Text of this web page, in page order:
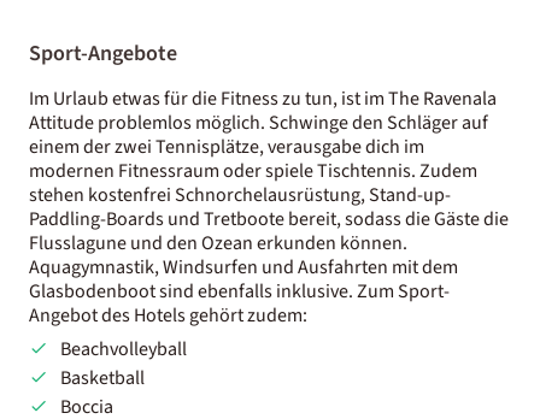
Sport-Angebote
Im Urlaub etwas für die Fitness zu tun, ist im The Ravenala
Attitude problemlos möglich. Schwinge den Schläger auf
einem der zwei Tennisplätze, verausgabe dich im
modernen Fitnessraum oder spiele Tischtennis. Zudem
stehen kostenfrei Schnorchelausrüstung, Stand-up-
Paddling-Boards und Tretboote bereit, sodass die Gäste die
Flusslagune und den Ozean erkunden können.
Aquagymnastik, Windsurfen und Ausfahrten mit dem
Glasbodenboot sind ebenfalls inklusive. Zum Sport-
Angebot des Hotels gehört zudem:
Beachvolleyball
Basketball
Boccia